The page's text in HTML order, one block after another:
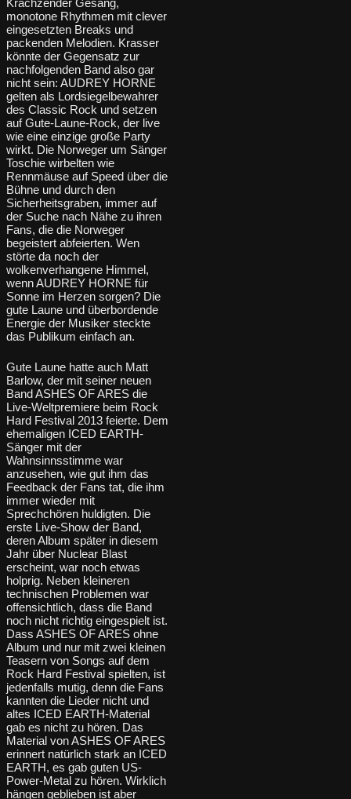
monotone Rhythmen mit clever
eingesetzten Breaks und
packenden Melodien. Krasser
könnte der Gegensatz zur
nachfolgenden Band also gar
nicht sein: AUDREY HORNE
gelten als Lordsiegelbewahrer
des Classic Rock und setzen
auf Gute-Laune-Rock, der live
wie eine einzige große Party
wirkt. Die Norweger um Sänger
Toschie wirbelten wie
Rennmäuse auf Speed über die
Bühne und durch den
Sicherheitsgraben, immer auf
der Suche nach Nähe zu ihren
Fans, die die Norweger
begeistert abfeierten. Wen
störte da noch der
wolkenverhangene Himmel,
wenn AUDREY HORNE für
Sonne im Herzen sorgen? Die
gute Laune und überbordende
Energie der Musiker steckte
das Publikum einfach an.
Gute Laune hatte auch Matt
Barlow, der mit seiner neuen
Band ASHES OF ARES die
Live-Weltpremiere beim Rock
Hard Festival 2013 feierte. Dem
ehemaligen ICED EARTH-
Sänger mit der
Wahnsinnsstimme war
anzusehen, wie gut ihm das
Feedback der Fans tat, die ihm
immer wieder mit
Sprechchören huldigten. Die
erste Live-Show der Band,
deren Album später in diesem
Jahr über Nuclear Blast
erscheint, war noch etwas
holprig. Neben kleineren
technischen Problemen war
offensichtlich, dass die Band
noch nicht richtig eingespielt ist.
Dass ASHES OF ARES ohne
Album und nur mit zwei kleinen
Teasern von Songs auf dem
Rock Hard Festival spielten, ist
jedenfalls mutig, denn die Fans
kannten die Lieder nicht und
altes ICED EARTH-Material
gab es nicht zu hören. Das
Material von ASHES OF ARES
erinnert natürlich stark an ICED
EARTH, es gab guten US-
Power-Metal zu hören. Wirklich
hängen geblieben ist aber